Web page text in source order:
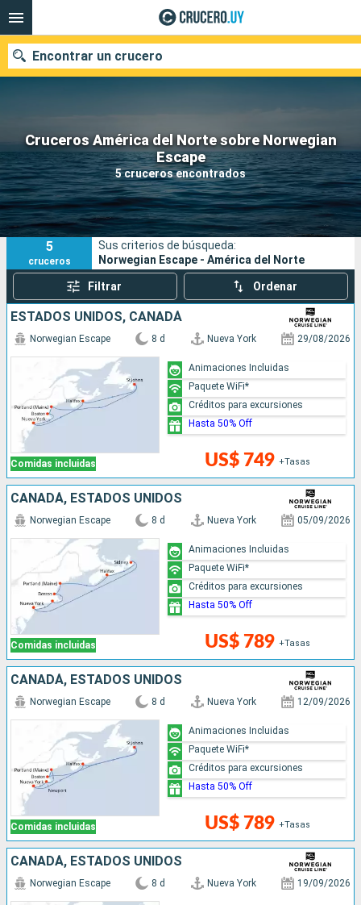
Cruceros América del Norte sobre Norwegian
Escape
5 cruceros encontrados
Encontrar un crucero
Nuestros destinos
Fecha de salida
Puertos Compañías
Buscar
5
cruceros
Sus criterios de búsqueda:
Norwegian Escape - América del Norte
Filtrar Ordenar
ESTADOS UNIDOS, CANADÁ
Comidas incluidas
Norwegian Escape 8 d Nueva York 29/08/2026
US$ 749 +Tasas
Animaciones Incluidas
Paquete WiFi*
Créditos para excursiones
Hasta 50% Off
CANADÁ, ESTADOS UNIDOS
Comidas incluidas
Norwegian Escape 8 d Nueva York 05/09/2026
US$ 789 +Tasas
Animaciones Incluidas
Paquete WiFi*
Créditos para excursiones
Hasta 50% Off
CANADÁ, ESTADOS UNIDOS
Comidas incluidas
Norwegian Escape 8 d Nueva York 12/09/2026
US$ 789 +Tasas
Animaciones Incluidas
Paquete WiFi*
Créditos para excursiones
Hasta 50% Off
CANADÁ, ESTADOS UNIDOS
Norwegian Escape 8 d Nueva York 19/09/2026